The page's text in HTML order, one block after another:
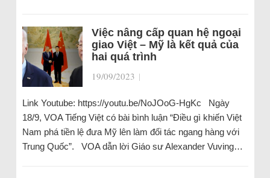
Việc nâng cấp quan hệ ngoại
giao Việt – Mỹ là kết quả của
hai quá trình
19/09/2023 |
Link Youtube: https://youtu.be/NoJOoG-HgKc Ngày
18/9, VOA Tiếng Việt có bài bình luận “Điều gì khiến Việt
Nam phá tiền lệ đưa Mỹ lên làm đối tác ngang hàng với
Trung Quốc”. VOA dẫn lời Giáo sư Alexander Vuving…